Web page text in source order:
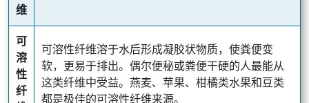
维
可
溶
性
纤
可溶性纤维溶于水后形成凝胶状物质，使粪便变
软，更易于排出。偶尔便秘或粪便干硬的人最能从
这类纤维中受益。燕麦、苹果、柑橘类水果和豆类
都是极佳的可溶性纤维来源。